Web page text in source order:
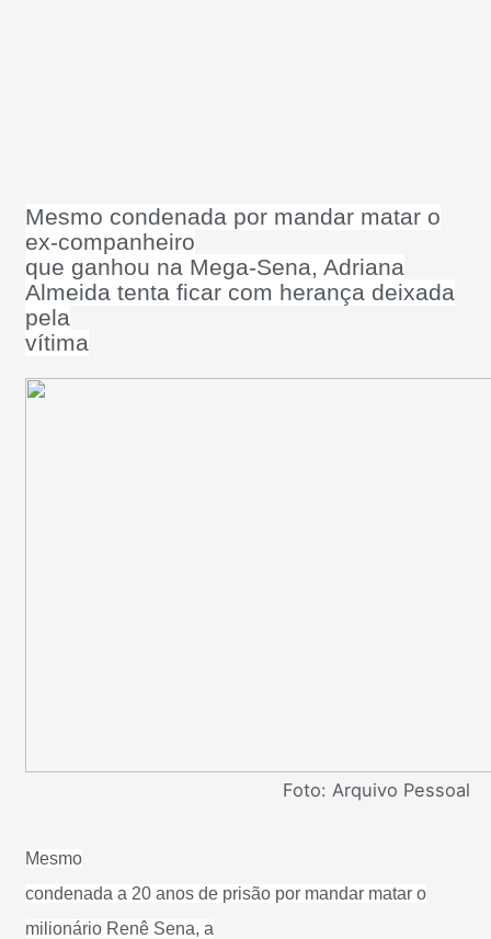
Mesmo condenada por mandar matar o
ex-companheiro
que ganhou na Mega-Sena, Adriana
Almeida tenta ficar com herança deixada
pela
vítima
Foto: Arquivo Pessoal
Mesmo
condenada a 20 anos de prisão por mandar matar o
milionário Renê Sena, a